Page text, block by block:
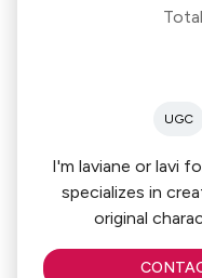
UGC
I'm laviane or lavi
specializes in
original